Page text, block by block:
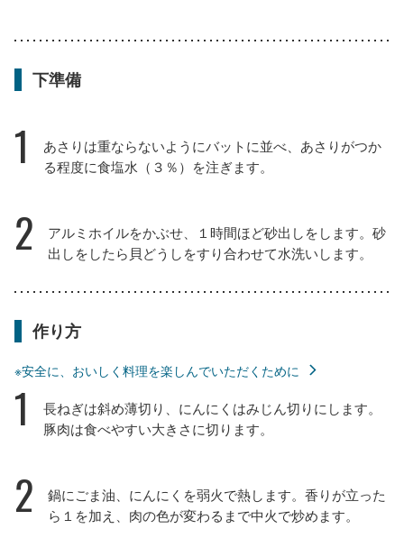
下準備
1
あさりは重ならないようにバットに並べ、あさりがつか
る程度に食塩水（３％）を注ぎます。
2
アルミホイルをかぶせ、１時間ほど砂出しをします。砂
出しをしたら貝どうしをすり合わせて水洗いします。
作り方
※安全に、おいしく料理を楽しんでいただくために
1
長ねぎは斜め薄切り、にんにくはみじん切りにします。
豚肉は食べやすい大きさに切ります。
2
鍋にごま油、にんにくを弱火で熱します。香りが立った
ら１を加え、肉の色が変わるまで中火で炒めます。